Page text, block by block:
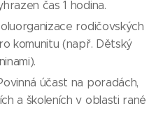
čas 1 hodina.
rodičovských
komunitu (např. Dětský
účast na poradách,
a školeních v oblasti rané